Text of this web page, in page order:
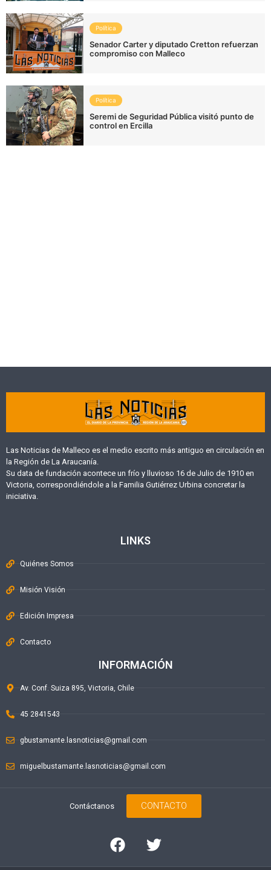
Política
Senador Carter y diputado Cretton refuerzan
compromiso con Malleco
Política
Seremi de Seguridad Pública visitó punto de
control en Ercilla
Las Noticias de Malleco es el medio escrito más antiguo en circulación en
la Región de La Araucanía.
Su data de fundación acontece un frío y lluvioso 16 de Julio de 1910 en
Victoria, correspondiéndole a la Familia Gutiérrez Urbina concretar la
iniciativa.
LINKS
Quiénes Somos
Misión Visión
Edición Impresa
Contacto
INFORMACIÓN
Av. Conf. Suiza 895, Victoria, Chile
45 2841543
gbustamante.lasnoticias@gmail.com
miguelbustamante.lasnoticias@gmail.com
Contáctanos CONTACTO